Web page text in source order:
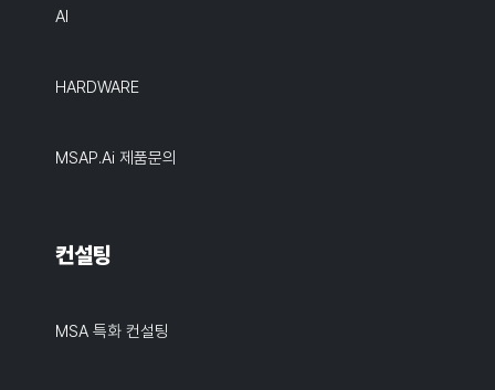
AI
HARDWARE
MSAP.ai 제품문의
컨설팅
MSA 특화 컨설팅